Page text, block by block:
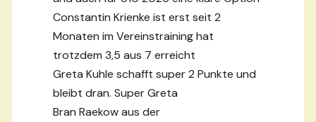
Constantin Krienke ist erst seit 2
Monaten im Vereinstraining hat
trotzdem 3,5 aus 7 erreicht
Greta Kuhle schafft super 2 Punkte und
bleibt dran. Super Greta
Bran Raekow aus der